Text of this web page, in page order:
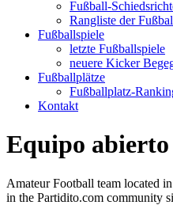
Fußball-
Rangliste der
Fußballspiele
letzte Fußballspiele
neuere Kicker
Fußballplätze
Fußballplatz-
Kontakt
Equipo
Amateur Football team located
in the Partidito.com community